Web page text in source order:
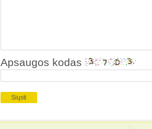
Apsaugos kodas